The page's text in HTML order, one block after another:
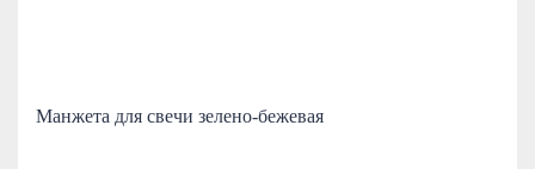
Манжета для свечи зелено-бежевая